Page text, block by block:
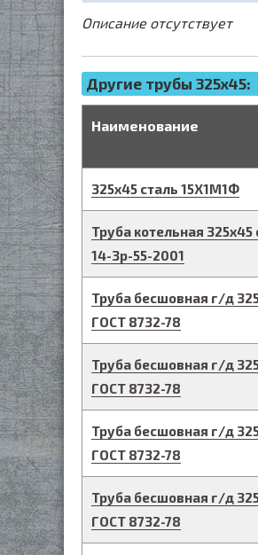
Описание отсутствует
Другие трубы 325x45:
Наименование
325х45 сталь 15Х1М1Ф
Труба котельная 325х45
14-3р-55-2001
Труба бесшовная г/д
ГОСТ 8732-78
Труба бесшовная г/д
ГОСТ 8732-78
Труба бесшовная г/д
ГОСТ 8732-78
Труба бесшовная г/д
ГОСТ 8732-78